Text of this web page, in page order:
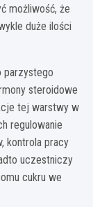
możliwość, że
duże ilości
parzystego
steroidowe
tej warstwy w
regulowanie
kontrola pracy
uczestniczy
cukru we